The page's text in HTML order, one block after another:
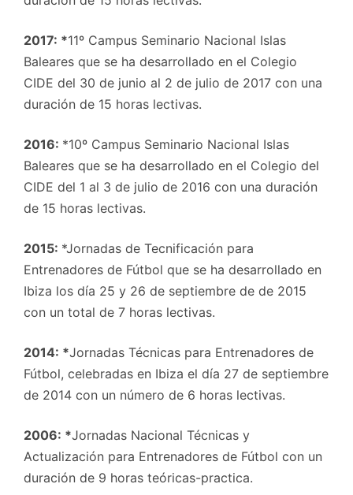
2017: *11º Campus Seminario Nacional Islas
Baleares que se ha desarrollado en el Colegio
CIDE del 30 de junio al 2 de julio de 2017 con una
duración de 15 horas lectivas.
2016: *10º Campus Seminario Nacional Islas
Baleares que se ha desarrollado en el Colegio del
CIDE del 1 al 3 de julio de 2016 con una duración
de 15 horas lectivas.
2015: *Jornadas de Tecnificación para
Entrenadores de Fútbol que se ha desarrollado en
Ibiza los día 25 y 26 de septiembre de de 2015
con un total de 7 horas lectivas.
2014: *Jornadas Técnicas para Entrenadores de
Fútbol, celebradas en Ibiza el día 27 de septiembre
de 2014 con un número de 6 horas lectivas.
2006: *Jornadas Nacional Técnicas y
Actualización para Entrenadores de Fútbol con un
duración de 9 horas teóricas-practica.